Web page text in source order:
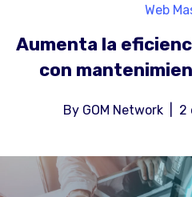
Aumenta la
con
Web
By GOM Network 2